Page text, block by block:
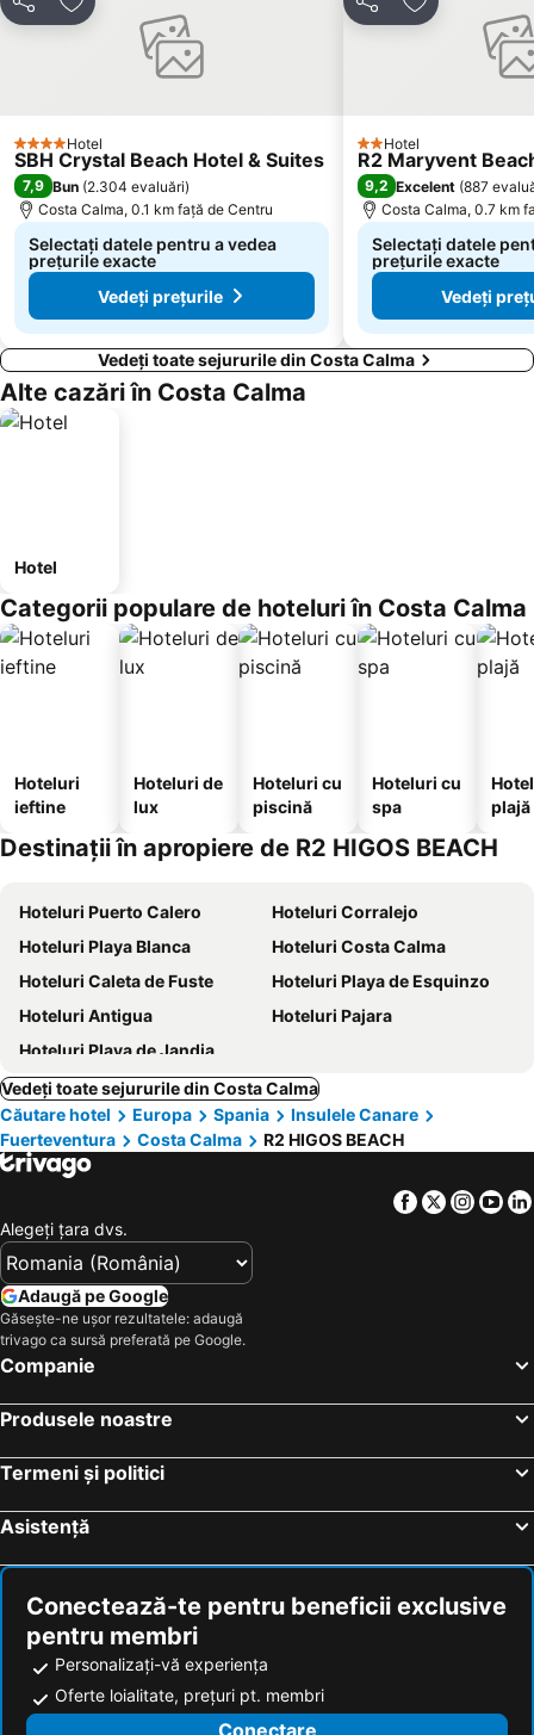
DistribuițiAdăugaţi la favorite
4 SteleHotel
SBH Crystal Beach Hotel & Suites
7,9 Bun (2.304 evaluări)
Costa Calma, 0.1 km faţă de Centru
Selectați datele pentru a vedea
prețurile exacte
Vedeți prețurile
DistribuițiAdăugaţi la
2 Stele
Hotel
R2 Maryvent
9,2 Excelent (887
Costa Calma, 0.7 km
Selectați datele
prețurile exacte
Vedeți
Vedeți toate sejururile din Costa Calma
Alte cazări în Costa Calma
Hotel
Categorii populare de hoteluri în Costa Calma
Hoteluri
ieftine
Hoteluri de
lux
Hoteluri cu
piscină
Hoteluri cu
spa
plajă
Destinații în apropiere de R2 HIGOS BEACH
Hoteluri Puerto Calero
Hoteluri Corralejo
Hoteluri Playa Blanca
Hoteluri Costa Calma
Hoteluri Caleta de Fuste
Hoteluri Playa de Esquinzo
Hoteluri Antigua
Hoteluri Pajara
Hoteluri Playa de Jandia
Vedeți toate sejururile din Costa Calma
Căutare hotel
Europa Spania
Insulele Canare
Fuerteventura
Costa Calma R2 HIGOS BEACH
Facebook
Twitter
Alegeţi ţara dvs.
Adaugă pe Google
Găsește-ne ușor rezultatele: adaugă
trivago ca sursă preferată pe Google.
Companie
Produsele noastre
Termeni și politici
Asistență
Conectează-te pentru beneficii exclusive
pentru membri
Personalizați-vă experiența
Oferte loialitate, prețuri pt. membri
Conectare